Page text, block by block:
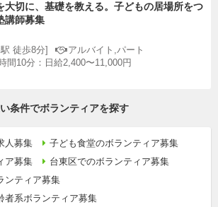
大切に、基礎を教える。子どもの居場所をつ
講師募集
徒歩8分]
アルバイト,パート
間10分：日給2,400〜11,000円
条件でボランティアを探す
人募集
子ども食堂のボランティア募集
ア募集
台東区でのボランティア募集
ンティア募集
者系ボランティア募集